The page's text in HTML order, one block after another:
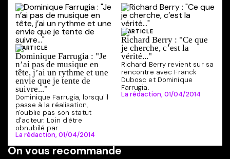
ARTICLE
Dominique Farrugia : "Je
n’ai pas de musique en
tête, j’ai un rythme et une
envie que je tente de
suivre..."
Dominique Farrugia, lorsqu'il
passe à la réalisation,
n'oublie pas son statut
d'acteur. Loin d'être
obnubilé par...
La rédaction, 01/04/2014
ARTICLE
Richard Berry : "Ce que
je cherche, c’est la
vérité..."
Richard Berry revient sur sa
rencontre avec Franck
Dubosc et Dominique
Farrugia.
La rédaction, 01/04/2014
On vous recommande